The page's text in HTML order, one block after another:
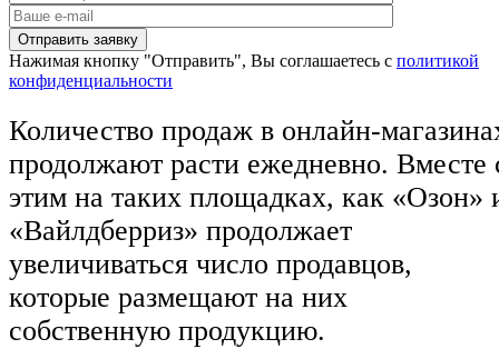
Нажимая кнопку "Отправить", Вы соглашаетесь с политикой
конфиденциальности
Количество продаж в онлайн-
продолжают расти ежедневно. Вместе
этим на таких площадках, как «Озон»
«Вайлдберриз» продолжает
увеличиваться число продавцов,
которые размещают на них
собственную продукцию.